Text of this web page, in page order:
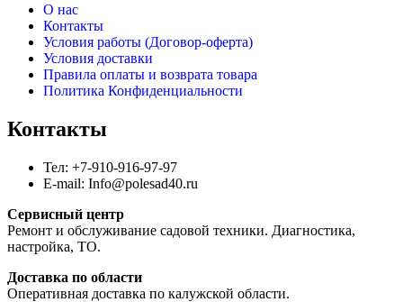
О нас
Контакты
Условия работы (Договор-оферта)
Условия доставки
Правила оплаты и возврата товара
Политика Конфиденциальности
Контакты
Тел: +7-910-916-97-97
E-mail: Info@polesad40.ru
Сервисный центр
Ремонт и обслуживание садовой техники. Диагностика,
настройка, ТО.
Доставка по области
Оперативная доставка по калужской области.